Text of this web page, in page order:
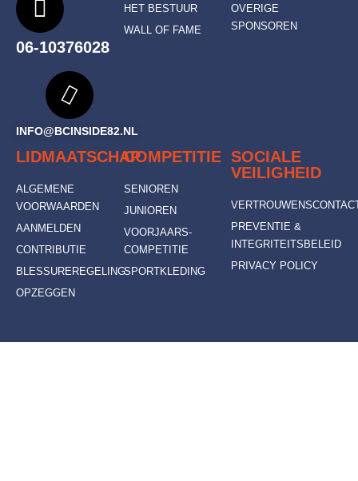
06-10376028
INFO@BCINSIDE82.NL
HET BESTUUR
WALL OF FAME
OVERIGE
SPONSOREN
LIDMAATSCHAP
ALGEMENE
VOORWAARDEN
AANMELDEN
CONTRIBUTIE
BLESSUREREGELING
OPZEGGEN
COMPETITIE
SENIOREN
JUNIOREN
VOORJAARS-
COMPETITIE
SPORTKLEDING
SOCIALE
VEILIGHEID
PREVENTIE &
INTEGRITEITSBELEID
PRIVACY POLICY